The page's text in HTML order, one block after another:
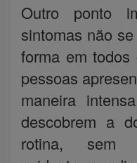
Outro ponto
sintomas não
forma em todos
pessoas
maneira
descobrem a
rotina, sem